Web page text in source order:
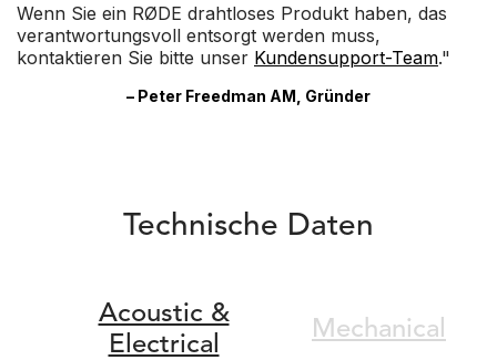
Wenn Sie ein RØDE drahtloses Produkt haben, das
verantwortungsvoll entsorgt werden muss,
kontaktieren Sie bitte unser Kundensupport-Team."
– Peter Freedman AM, Gründer
Technische Daten
Acoustic &
Electrical
Mechanical